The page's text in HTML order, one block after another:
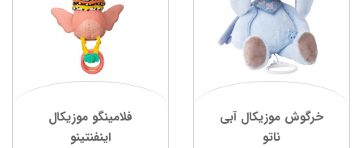
خرگوش موزیکال آبی
ناتو
فلامینگو موزیکال
اینفنتینو